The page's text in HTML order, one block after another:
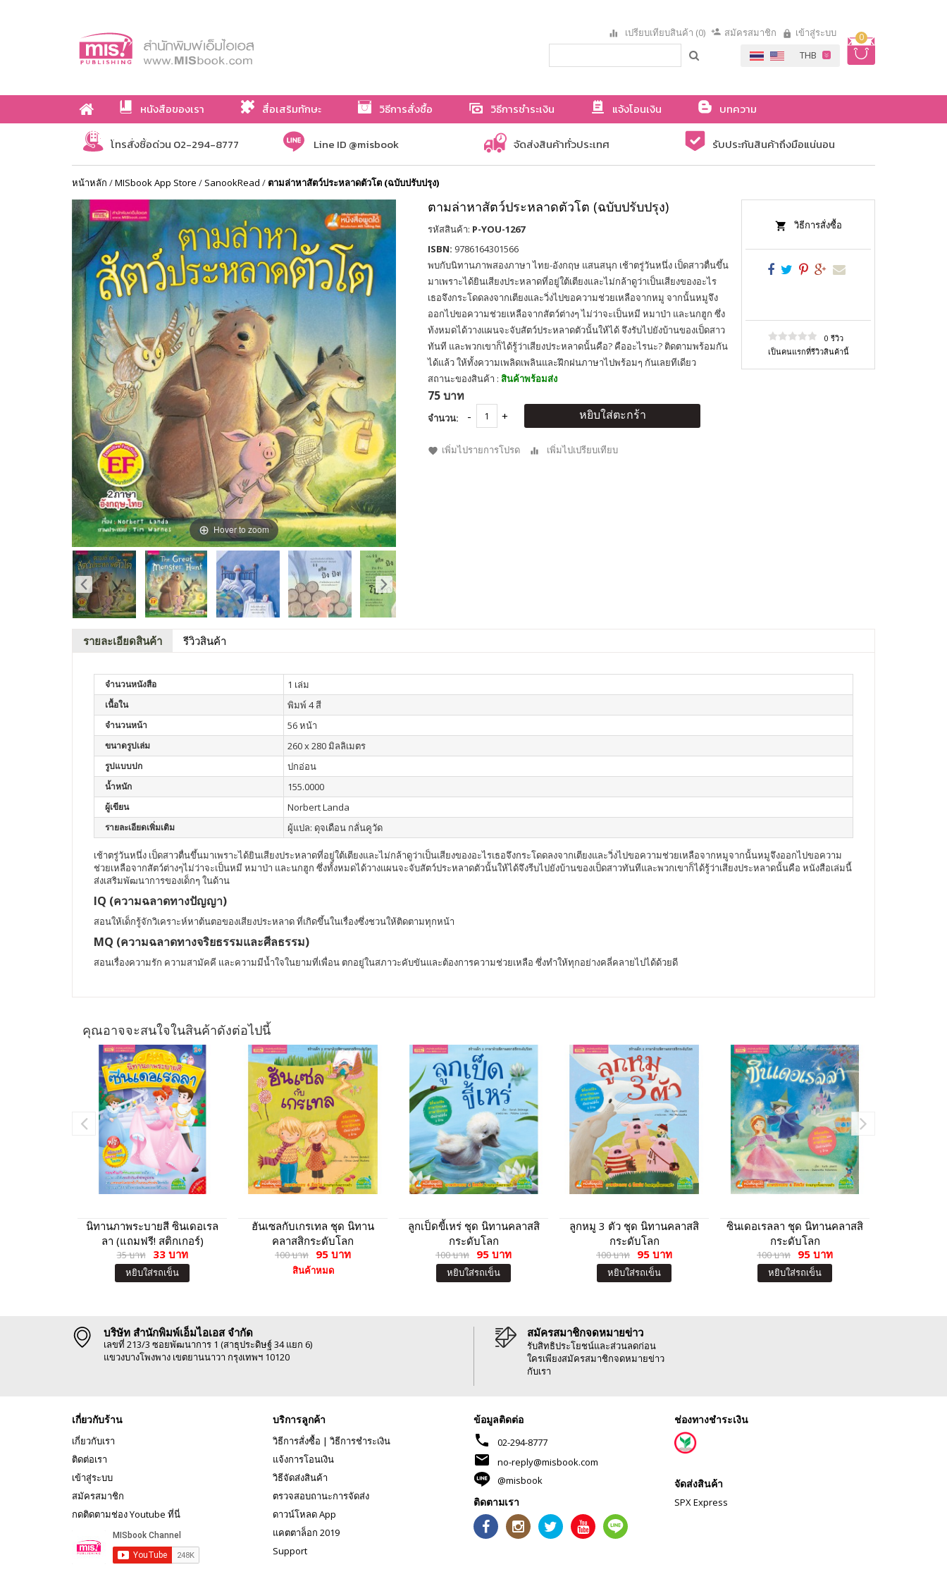
0
เปรียบเทียบสินค้า (0) สมัครสมาชิก เข้าสู่ระบบ
หนังสือของเรา สื่อเสริมทักษะ วิธีการสั่งซื้อ วิธีการชำระเงิน แจ้งโอนเงิน
บทความ
เกี่ยวกับเรา
โทรสั่งซื้อด่วน 02-294-8777 Line ID @misbook จัดส่งสินค้าทั่วประเทศ รับประกันสินค้าถึงมือแน่นอน
หน้าหลัก /MISbook App Store / SanookRead / ตามล่าหาสัตว์ประหลาดตัวโต (ฉบับปรับปรุง)
Hover to zoom
ตามล่าหาสัตว์ประหลาดตัวโต (ฉบับปรับปรุง)
รหัสสินค้า: P-YOU-1267
ISBN: 9786164301566
พบกับนิทานภาพสองภาษา ไทย-อังกฤษ แสนสนุก เช้าตรู่วันหนึ่ง เป็ดสาวตื่นขึ้น
มาเพราะได้ยินเสียงประหลาดที่อยู่ใต้เตียงและไม่กล้าดูว่าเป็นเสียงของอะไร
เธอจึงกระโดดลงจากเตียงและวิ่งไปขอความช่วยเหลือจากหมู จากนั้นหมูจึง
ออกไปขอความช่วยเหลือจากสัตว์ต่างๆ ไม่ว่าจะเป็นหมี หมาป่า และนกฮูก ซึ่ง
ท้งหมดได้วางแผนจะจับสัตว์ประหลาดตัวนั้นให้ได้ จึงรับไปยังบ้านของเป็ดสาว
ทันที และพวกเขาก็ได้รู้ว่าเสียงประหลาดนั้นคือ? คืออะไรนะ? ติดตามพร้อมกัน
ได้แล้ว ให้ทั้งความเพลิดเพลินและฝึกฝนภาษาไปพร้อมๆ กันเลยทีเดียว
สถานะของสินค้า : สินค้าพร้อมส่ง
75 บาท
จำนวน: หยิบใส่ตะกร้า
เพิ่มไปรายการโปรด เพิ่มไปเปรียบเทียบ
วิธีการสั่งซื้อ
0 รีวิว
เป็นคนแรกที่รีวิวสินค้านี้
รายละเอียดสินค้า รีวิวสินค้า
จำนวนหนังสือ 1 เล่ม
เนื้อใน พิมพ์ 4 สี
จำนวนหน้า 56 หน้า
ขนาดรูปเล่ม 260 x 280 มิลลิเมตร
รูปแบบปก ปกอ่อน
น้ำหนัก 155.0000
ผู้เขียน Norbert Landa
รายละเอียดเพิ่มเติม ผู้แปล: ดุจเดือน กลั่นคูวัด
เช้าตรู่วันหนึ่ง เป็ดสาวตื่นขึ้นมาเพราะได้ยินเสียงประหลาดที่อยู่ใต้เตียงและไม่กล้าดูว่าเป็นเสียงของอะไรเธอจึงกระโดดลงจากเตียงและวิ่งไปขอความช่วยเหลือจากหมูจากนั้นหมูจึงออกไปขอความ
ช่วยเหลือจากสัตว์ต่างๆไม่ว่าจะเป็นหมี หมาป่า และนกฮูก ซึ่งทั้งหมดได้วางแผนจะจับสัตว์ประหลาดตัวนั้นให้ได้จึงรีบไปยังบ้านของเป็ดสาวทันทีและพวกเขาก็ได้รู้ว่าเสียงประหลาดนั้นคือ หนังสือเล่มนี้
ส่งเสริมพัฒนาการของเด็กๆ ในด้าน
IQ (ความฉลาดทางปัญญา)
สอนให้เด็กรู้จักวิเคราะห์หาต้นตอของเสียงประหลาด ที่เกิดขึ้นในเรื่องซึ่งชวนให้ติดตามทุกหน้า
MQ (ความฉลาดทางจริยธรรมและศีลธรรม)
สอนเรื่องความรัก ความสามัคคี และความมีน้ำใจในยามที่เพื่อน ตกอยู่ในสภาวะคับขันและต้องการความช่วยเหลือ ซึ่งทำให้ทุกอย่างคลี่คลายไปได้ด้วยดี
คุณอาจจะสนใจในสินค้าดังต่อไปนี้
นิทานภาพระบายสี ซินเดอเรล
ลา (แถมฟรี! สติกเกอร์)
35 บาท 33 บาท
หยิบใส่รถเข็น
ฮันเซลกับเกรเทล ชุด นิทาน
คลาสสิกระดับโลก
100 บาท 95 บาท
สินค้าหมด
ลูกเป็ดขี้เหร่ ชุด นิทานคลาสสิ
กระดับโลก
100 บาท 95 บาท
หยิบใส่รถเข็น
ลูกหมู 3 ตัว ชุด นิทานคลาสสิ
กระดับโลก
100 บาท 95 บาท
หยิบใส่รถเข็น
ซินเดอเรลลา ชุด นิทานคลาสสิ
กระดับโลก
100 บาท 95 บาท
หยิบใส่รถเข็น
บริษัท สำนักพิมพ์เอ็มไอเอส จำกัด
เลขที่ 213/3 ซอยพัฒนาการ 1 (สาธุประดิษฐ์ 34 แยก 6)
แขวงบางโพงพาง เขตยานนาวา กรุงเทพฯ 10120
สมัครสมาชิกจดหมายข่าว
รับสิทธิประโยชน์และส่วนลดก่อน
ใครเพียงสมัครสมาชิกจดหมายข่าว
กับเรา
เกี่ยวกับร้าน
เกี่ยวกับเรา
ติดต่อเรา
เข้าสู่ระบบ
สมัครสมาชิก
กดติดตามช่อง Youtube ที่นี่
บริการลูกค้า
วิธีการสั่งซื้อ | วิธีการชำระเงิน
แจ้งการโอนเงิน
วิธีจัดส่งสินค้า
ตรวจสอบถานะการจัดส่ง
ดาวน์โหลด App
แคตตาล็อก 2019
Support
ข้อมูลติดต่อ
phone 02-294-8777
mail
no-reply@misbook.com
@misbook
ติดตามเรา
ช่องทางชำระเงิน
จัดส่งสินค้า
SPX Express